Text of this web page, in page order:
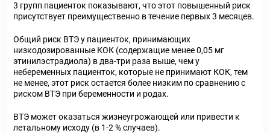
3 групп пациенток показывают, что этот повышенный риск
присутствует преимущественно в течение первых 3 месяцев.
Общий риск ВТЭ у пациенток, принимающих
низкодозированные КОК (содержащие менее 0,05 мг
этинилэстрадиола) в два-три раза выше, чем у
небеременных пациенток, которые не принимают КОК, тем
не менее, этот риск остается более низким по сравнению с
риском ВТЭ при беременности и родах.
ВТЭ может оказаться жизнеугрожающей или привести к
летальному исходу (в 1-2 % случаев).